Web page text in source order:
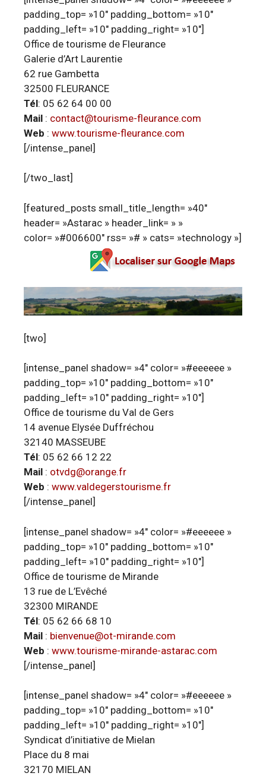
padding_top= »10″ padding_bottom= »10″
padding_left= »10″ padding_right= »10″]
Office de tourisme de Fleurance
Galerie d’Art Laurentie
62 rue Gambetta
32500 FLEURANCE
Tél: 05 62 64 00 00
Mail : contact@tourisme-fleurance.com
Web : www.tourisme-fleurance.com
[/intense_panel]
[/two_last]
[featured_posts small_title_length= »40″
header= »Astarac » header_link= » »
color= »#006600″ rss= »# » cats= »technology »]
[two]
[intense_panel shadow= »4″ color= »#eeeeee »
padding_top= »10″ padding_bottom= »10″
padding_left= »10″ padding_right= »10″]
Office de tourisme du Val de Gers
14 avenue Elysée Duffréchou
32140 MASSEUBE
Tél: 05 62 66 12 22
Mail : otvdg@orange.fr
Web : www.valdegerstourisme.fr
[/intense_panel]
[intense_panel shadow= »4″ color= »#eeeeee »
padding_top= »10″ padding_bottom= »10″
padding_left= »10″ padding_right= »10″]
Office de tourisme de Mirande
13 rue de L’Evêché
32300 MIRANDE
Tél: 05 62 66 68 10
Mail : bienvenue@ot-mirande.com
Web : www.tourisme-mirande-astarac.com
[/intense_panel]
[intense_panel shadow= »4″ color= »#eeeeee »
padding_top= »10″ padding_bottom= »10″
padding_left= »10″ padding_right= »10″]
Syndicat d’initiative de Mielan
Place du 8 mai
32170 MIELAN